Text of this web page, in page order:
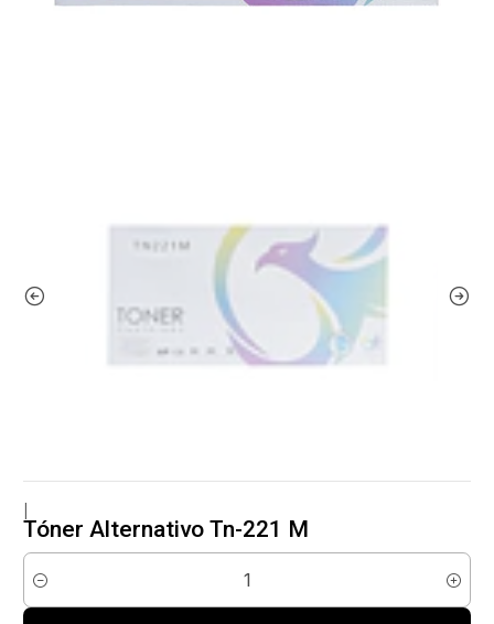
Tóner Alternativo Tn-221 M
Cantidad